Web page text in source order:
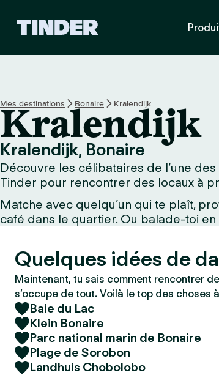
l
T
i
d
e
r
Mes destinations Bonaire Kralendijk
Kralendijk
Kralendijk, Bonaire
Découvre les célibataires de l’une
Tinder pour rencontrer des locaux à
Matche avec quelqu’un qui te plaît,
café dans le quartier. Ou balade-toi
Quelques idées de
Maintenant, tu sais comment rencontrer
s’occupe de tout. Voilà le top des choses
Baie du Lac
Klein Bonaire
Parc national marin de Bonaire
Plage de Sorobon
Landhuis Chobolobo